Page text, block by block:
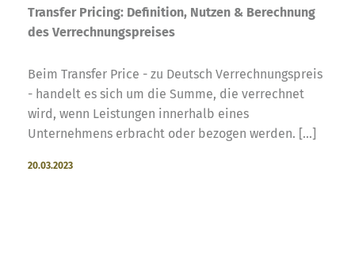
Transfer Pricing: Definition, Nutzen & Berechnung
des Verrechnungspreises
Beim Transfer Price - zu Deutsch Verrechnungspreis
- handelt es sich um die Summe, die verrechnet
wird, wenn Leistungen innerhalb eines
Unternehmens erbracht oder bezogen werden. [...]
20.03.2023